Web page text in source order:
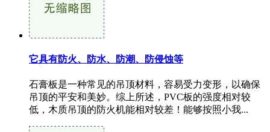
它具有防火、防水、防潮、防侵蚀等
石膏板是一种常见的吊顶材料，容易受力变形，以确保
吊顶的平安和美妙。综上所述，PVC板的强度相对较
低，木质吊顶的防火机能相对较差！能够按照小我...